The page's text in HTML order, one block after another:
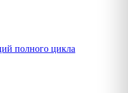
полного цикла